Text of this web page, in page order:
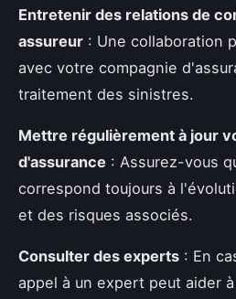
Entretenir des relations de
assureur : Une collaboration
avec votre compagnie
traitement des sinistres.
Mettre régulièrement à jour
d'assurance : Assurez-vous
correspond toujours à
et des risques associés.
Consulter des experts : En
appel à un expert peut aider